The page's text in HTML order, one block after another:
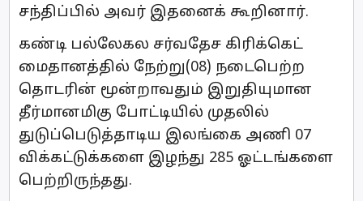
சந்திப்பில் அவர் இதனைக் கூறினார்.
கண்டி பல்லேகல சர்வதேச கிரிக்கெட்
மைதானத்தில் நேற்று(08) நடைபெற்ற
தொடரின் மூன்றாவதும் இறுதியுமான
தீர்மானமிகு போட்டியில் முதலில்
துடுப்பெடுத்தாடிய இலங்கை அணி 07
விக்கட்டுக்களை இழந்து 285 ஓட்டங்களை
பெற்றிருந்தது.